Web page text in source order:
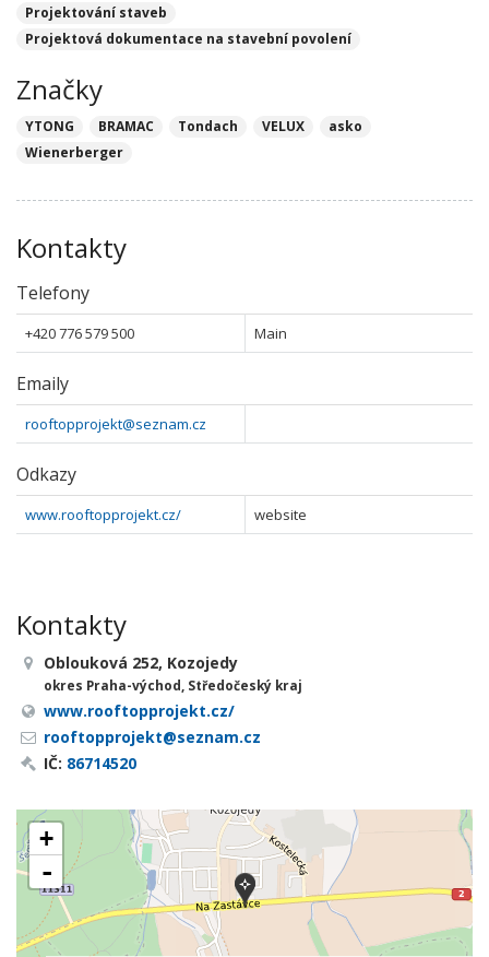
Projektování staveb
Projektová dokumentace na stavební povolení
Značky
YTONG BRAMAC Tondach VELUX
asko
Wienerberger
Kontakty
Telefony
+420 776 579 500 Main
Emaily
rooftopprojekt@seznam.cz
Odkazy
www.rooftopprojekt.cz/ website
Kontakty
Oblouková 252, Kozojedy
okres Praha-východ, Středočeský kraj
www.rooftopprojekt.cz/
rooftopprojekt@seznam.cz
IČ: 86714520
+
-